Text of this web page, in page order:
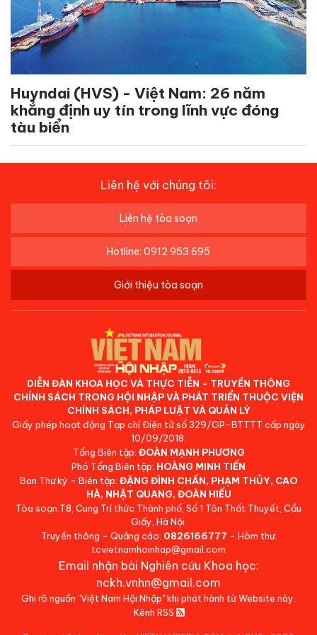
Huyndai (HVS) - Việt Nam: 26 năm
khẳng định uy tín trong lĩnh vực đóng
tàu biển
Liên hệ với chúng tôi:
Liên hệ tòa soạn
Hotline: 0912 953 695
Giới thiệu tòa soạn
DIỄN ĐÀN KHOA HỌC VÀ THỰC TIỄN - TRUYỀN THÔNG
CHÍNH SÁCH TRONG HỘI NHẬP VÀ PHÁT TRIỂN THUỘC VIỆN
CHÍNH SÁCH, PHÁP LUẬT VÀ QUẢN LÝ
Giấy phép hoạt động Tạp chí Điện tử số 329/GP-BTTTT cấp ngày
10/09/2018.
Tổng Biên tập: ĐOÀN MẠNH PHƯƠNG
Phó Tổng Biên tập: HOÀNG MINH TIẾN
Ban Thư ký - Biên tập: ĐẶNG ĐÌNH CHẤN, PHẠM THỦY, CAO
HÀ, NHẬT QUANG, ĐOÀN HIẾU
Tòa soạn:T8, Cung Trí thức Thành phố, Số 1 Tôn Thất Thuyết, Cầu
Giấy, Hà Nội.
Truyền thông - Quảng cáo: 0826166777 - Hòm thư:
tcvietnamhoinhap@gmail.com
Email nhận bài Nghiên cứu Khoa học:
nckh.vnhn@gmail.com
Ghi rõ nguồn "Việt Nam Hội Nhập" khi phát hành từ Website này.
Kênh RSS